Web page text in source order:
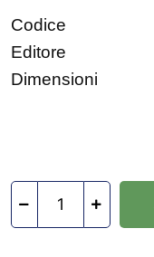
Codice
Editore
Dimensioni